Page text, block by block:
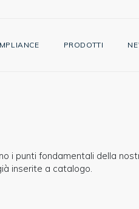
PRODOTTI
i punti fondamentali della
inserite a catalogo.